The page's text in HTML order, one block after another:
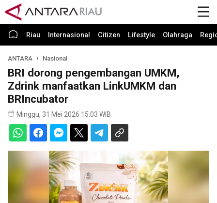
Riau Internasional Citizen Lifestyle Olahraga
ANTARA Nasional
BRI dorong pengembangan UMKM,
Zdrink manfaatkan LinkUMKM dan
BRIncubator
Minggu, 31 Mei 2026 15:03 WIB